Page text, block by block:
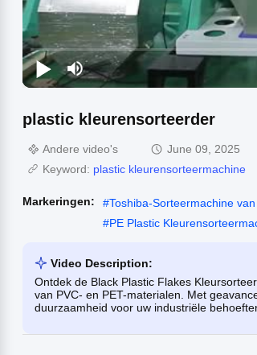
plastic kleurensorteerder
Andere video's
June 09, 2025
Keyword: plastic kleurensorteermachine
Markeringen: #Toshiba-Sorteermachine
#PE Plastic
Video Description:
Ontdek de Black Plastic Flakes
van PVC- en PET-materialen. Met
duurzaamheid voor uw industriële